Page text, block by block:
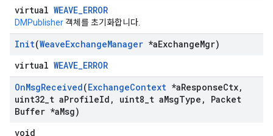
virtual WEAVE_ERROR
DMPublisher 객체를 초기화합니다.
Init(WeaveExchangeManager *aExchangeMgr)
virtual WEAVE_ERROR
OnMsgReceived(ExchangeContext *aResponseCtx,
uint32 t aProfileId , uint8 t aMsgType ,
Packet
Buffer *aMsg)
void